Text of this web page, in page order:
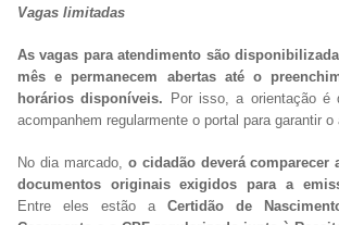
Vagas limitadas
As vagas para atendimento são
mês e permanecem abertas até o
horários disponíveis. Por isso, a orientação é
acompanhem regularmente o portal para garantir o
No dia marcado, o cidadão deverá comparecer
documentos originais exigidos para a
Entre eles estão a Certidão de